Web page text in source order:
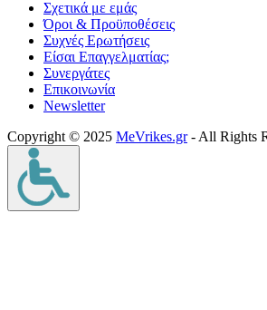
Σχετικά με εμάς
Όροι & Προϋποθέσεις
Συχνές Ερωτήσεις
Είσαι Επαγγελματίας;
Συνεργάτες
Επικοινωνία
Νewsletter
Copyright © 2025 MeVrikes.gr- All Rights